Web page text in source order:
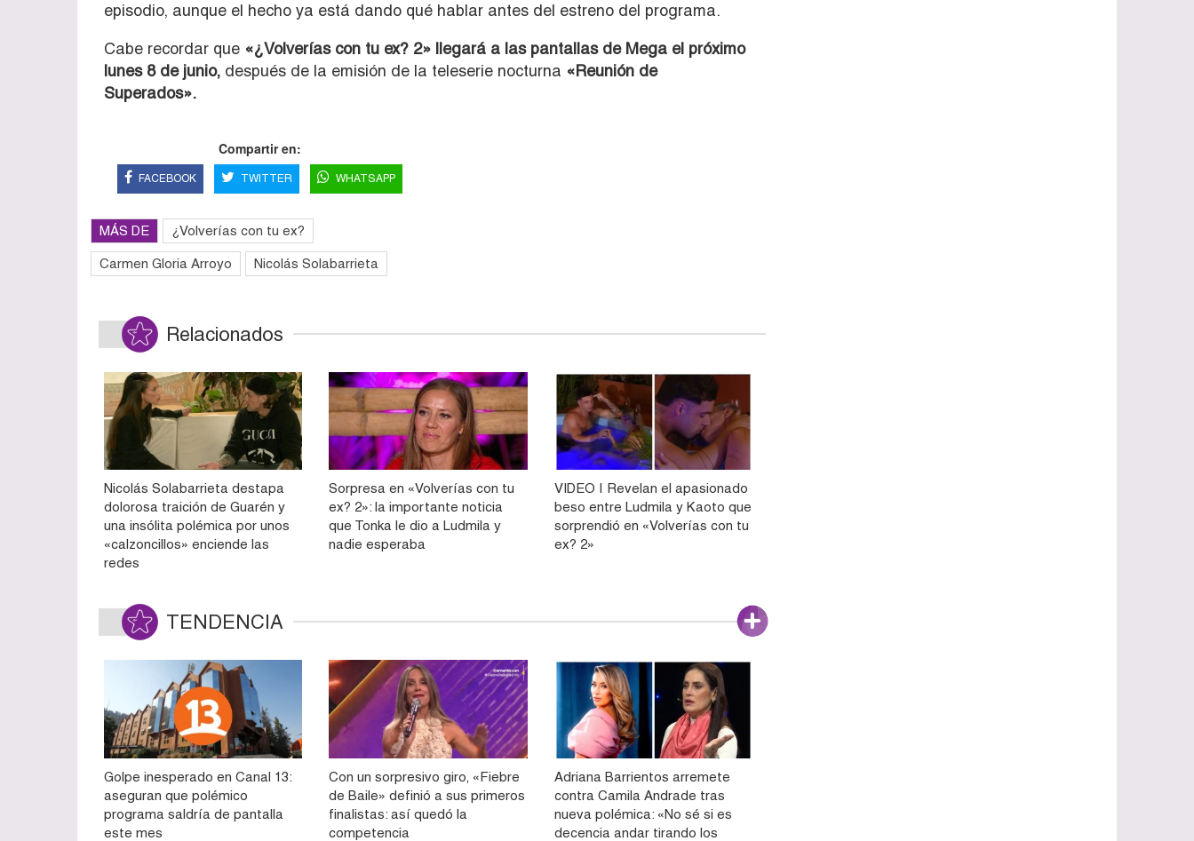
episodio, aunque el hecho ya está dando qué hablar antes del estreno del programa.
Cabe recordar que «¿Volverías con tu ex? 2» llegará a las pantallas de Mega el próximo
lunes 8 de junio, después de la emisión de la teleserie nocturna «Reunión de
Superados».
Compartir en:
FACEBOOK TWITTER WHATSAPP
MÁS DE ¿Volverías con tu ex?
Carmen Gloria Arroyo Nicolás Solabarrieta
Relacionados
Nicolás Solabarrieta destapa
dolorosa traición de Guarén y
una insólita polémica por unos
«calzoncillos» enciende las
redes
Sorpresa en «Volverías con tu
ex? 2»: la importante noticia
que Tonka le dio a Ludmila y
nadie esperaba
VIDEO | Revelan el apasionado
beso entre Ludmila y Kaoto que
sorprendió en «Volverías con tu
ex? 2»
TENDENCIA
Golpe inesperado en Canal 13:
aseguran que polémico
programa saldría de pantalla
este mes
Con un sorpresivo giro, «Fiebre
de Baile» definió a sus primeros
finalistas: así quedó la
competencia
Adriana Barrientos arremete
contra Camila Andrade tras
nueva polémica: «No sé si es
decencia andar tirando los